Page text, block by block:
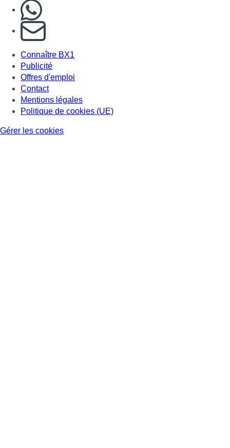
S'abonner à notre newsletter
Connaître BX1
Publicité
Offres d'emploi
Contact
Mentions légales
Politique de cookies (UE)
Gérer les cookies